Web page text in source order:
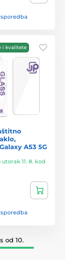
i kvalitete
A53 5G
utorak 11. 8. kod
od 10.